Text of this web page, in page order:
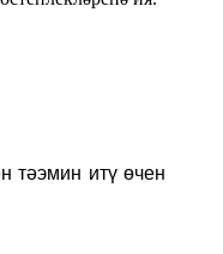
тәэмин итү өчен